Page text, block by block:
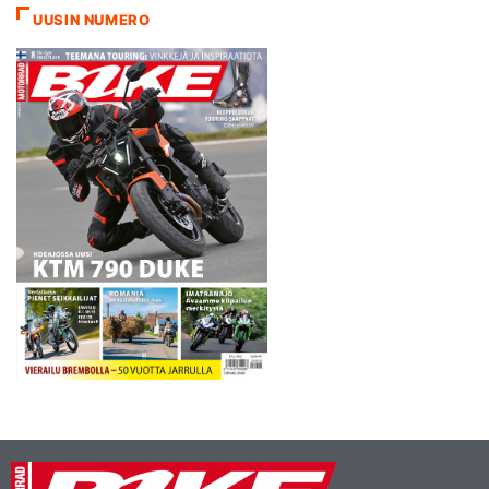
UUSIN NUMERO